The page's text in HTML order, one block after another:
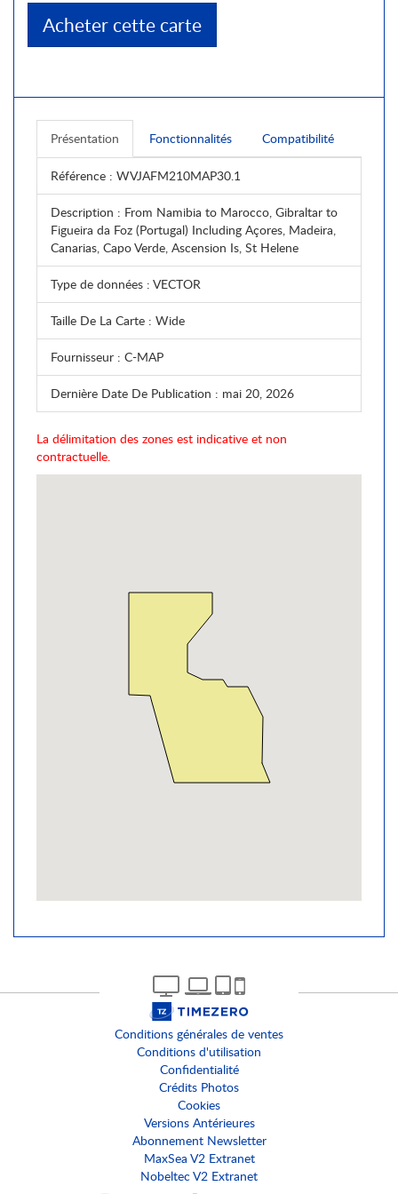
Acheter cette carte
Présentation Fonctionnalités Compatibilité
Référence : WVJAFM210MAP30.1
Description : From Namibia to Marocco, Gibraltar to
Figueira da Foz (Portugal) Including Açores, Madeira,
Canarias, Capo Verde, Ascension Is, St Helene
Type de données : VECTOR
Taille De La Carte : Wide
Fournisseur : C-MAP
Dernière Date De Publication : mai 20, 2026
La délimitation des zones est indicative et non
contractuelle.
Conditions générales de ventes
Conditions d'utilisation
Confidentialité
Crédits Photos
Cookies
Versions Antérieures
Abonnement Newsletter
MaxSea V2 Extranet
Nobeltec V2 Extranet